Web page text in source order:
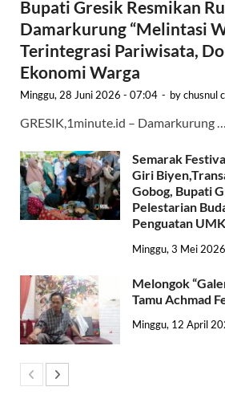
Bupati Gresik Resmikan
Damarkurung “Melintasi
Terintegrasi Pariwisata,
Ekonomi Warga
Minggu, 28 Juni 2026 - 07:04 - bychusnul
GRESIK,1minute.id – Damarkurung …
Semarak
Giri
Gobog, Bupati
Pelestarian
Penguatan
Minggu, 3 Mei
Melongok
Tamu Achmad
Minggu, 12 April